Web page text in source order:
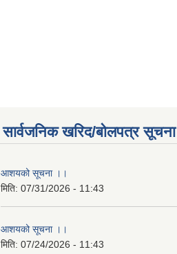
सार्वजनिक खरिद/बोलपत्र सूचना
आशयको सूचना ।।
मिति: 07/31/2026 - 11:43
आशयको सूचना ।।
मिति: 07/24/2026 - 11:43